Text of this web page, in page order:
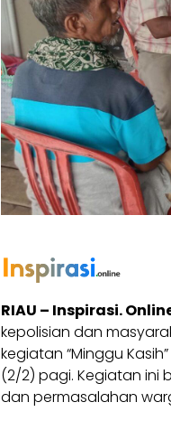
RIAU – Inspirasi.
kepolisian dan
kegiatan “Minggu
(2/2) pagi. Kegiatan ini
dan permasalahan